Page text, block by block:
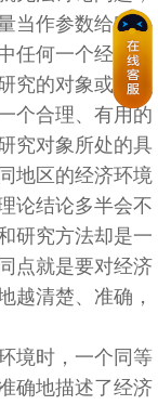
当作参数给定。
何一个经济理
究的对象或问题
个合理、有用的
究对象所处的具
地区的经济环境
论结论多半会不
研究方法却是一
点就是要对经济
越清楚、准确，
时，一个同等
确地描述了经济